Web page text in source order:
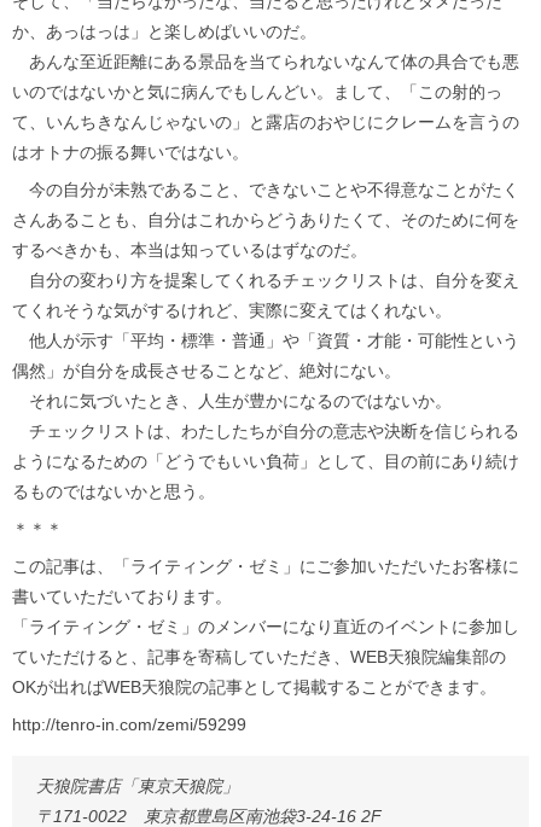
か、あっはっは」と楽しめばいいのだ。
あんな至近距離にある景品を当てられないなんて体の具合でも悪
いのではないかと気に病んでもしんどい。まして、「この射的っ
て、いんちきなんじゃないの」と露店のおやじにクレームを言うの
はオトナの振る舞いではない。
今の自分が未熟であること、できないことや不得意なことがたく
さんあることも、自分はこれからどうありたくて、そのために何を
するべきかも、本当は知っているはずなのだ。
自分の変わり方を提案してくれるチェックリストは、自分を変え
てくれそうな気がするけれど、実際に変えてはくれない。
他人が示す「平均・標準・普通」や「資質・才能・可能性という
偶然」が自分を成長させることなど、絶対にない。
それに気づいたとき、人生が豊かになるのではないか。
チェックリストは、わたしたちが自分の意志や決断を信じられる
ようになるための「どうでもいい負荷」として、目の前にあり続け
るものではないかと思う。
＊＊＊
この記事は、「ライティング・ゼミ」にご参加いただいたお客様に
書いていただいております。
「ライティング・ゼミ」のメンバーになり直近のイベントに参加し
ていただけると、記事を寄稿していただき、WEB天狼院編集部の
OKが出ればWEB天狼院の記事として掲載することができます。
http://tenro-in.com/zemi/59299
天狼院書店「東京天狼院」
〒171-0022 東京都豊島区南池袋3-24-16 2F